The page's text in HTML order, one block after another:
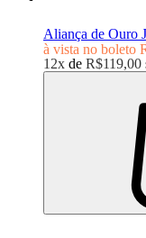
Aliança de Ouro
à vista no boleto
12x de R$119,00